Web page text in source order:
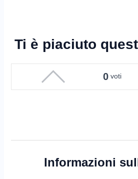
Ti è piaciuto
0voti
Informazioni